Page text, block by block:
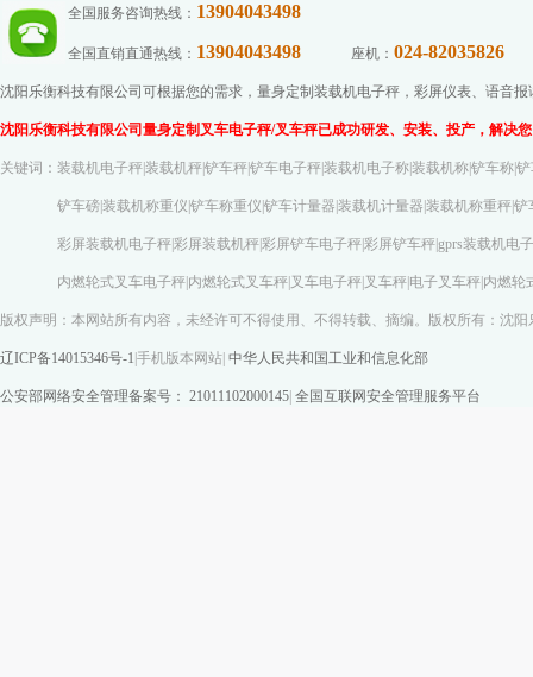
全国服务咨询热线： 13904043498
全国直销直通热线： 13904043498 座机： 024-82035826
沈阳乐衡科技有限公司可根据您的需求，量身定制装载机电子秤，彩屏仪表、语音
沈阳乐衡科技有限公司量身定制叉车电子秤/叉车秤已成功研发、安装、投产，解决
关键词：装载机电子秤|装载机秤|铲车秤|铲车电子秤|装载机电子称|装载机称|铲车称|
铲车磅|装载机称重仪|铲车称重仪|铲车计量器|装载机计量器|装载机称重秤|铲车
彩屏装载机电子秤|彩屏装载机秤|彩屏铲车电子秤|彩屏铲车秤|gprs装载机电子
内燃轮式叉车电子秤|内燃轮式叉车秤|叉车电子秤|叉车秤|电子叉车秤|内燃轮式
版权声明：本网站所有内容，未经许可不得使用、不得转载、摘编。版权所有：沈
辽ICP备14015346号-1 手机版本网站 中华人民共和国工业和信息化部
公安部网络安全管理备案号： 21011102000145 全国互联网安全管理服务平台